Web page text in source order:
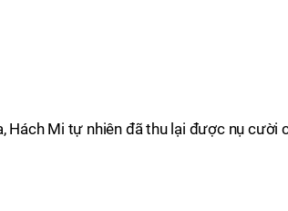
Mi tự nhiên đã thu lại được nụ cười